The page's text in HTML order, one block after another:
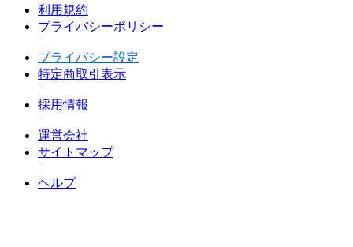
利用規約
プライバシーポリシー
|
プライバシー設定
特定商取引表示
|
採用情報
|
運営会社
サイトマップ
|
ヘルプ